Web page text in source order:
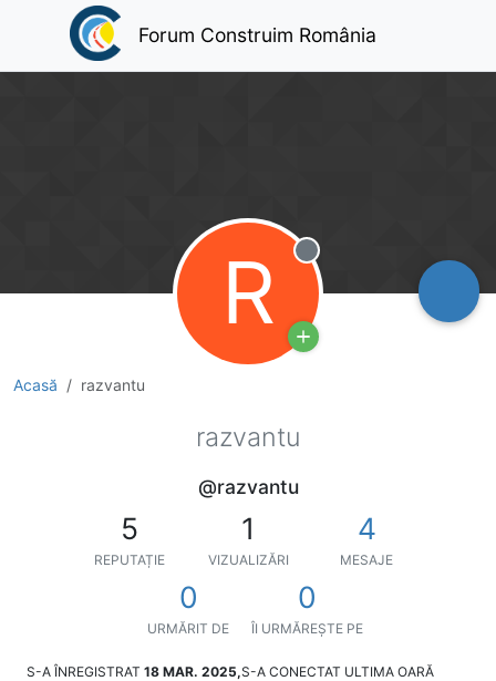
Forum Construim România
Acasă razvantu
R Deconectat
razvantu
@razvantu
5
REPUTAȚIE
1
VIZUALIZĂRI
4
MESAJE
0
URMĂRIT DE
0
ÎI URMĂREȘTE PE
S-A ÎNREGISTRAT 18 MAR. 2025,S-A CONECTAT ULTIMA OARĂ